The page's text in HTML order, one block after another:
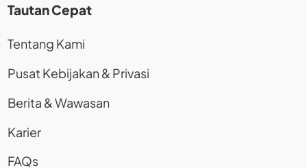
Tautan Cepat
Tentang Kami
Pusat Kebijakan & Privasi
Berita & Wawasan
Karier
FAQs